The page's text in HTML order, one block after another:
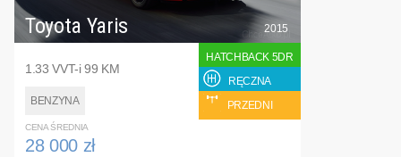
Toyota Yaris
1.33 VVT-i 99 KM
BENZYNA
2015
HATCHBACK 5DR
RĘCZNA
PRZEDNI
CENA ŚREDNIA
28 000 zł